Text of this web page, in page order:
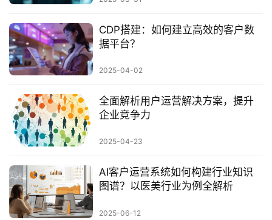
CDP搭建：如何建立高效的客户数
据平台？
2025-04-02
全面解析用户运营解决方案，提升
企业竞争力
2025-04-23
AI客户运营系统如何构建行业知识
图谱？以医美行业为例全解析
2025-06-12